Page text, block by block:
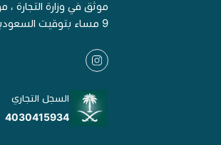
9 مساء بتوقيت السعودية
السجل التجاري
4030415934